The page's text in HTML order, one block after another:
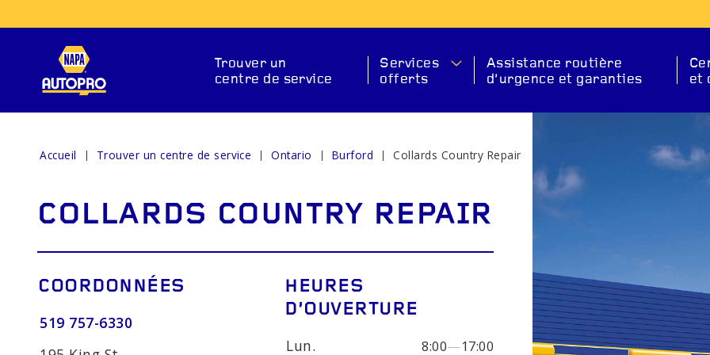
Trouver un
centre de service
Services
offerts
SERVICES DE RÉPARATION
DÉMARREUR
Assistance routière
d’urgence et garanties
et
Accueil Trouver un centre de service Ontario Burford Collards Country Repair
COLLARDS COUNTRY REPAIR
COORDONNÉES
519 757-6330
HEURES
D’OUVERTURE
Lun. 8:00—17:00